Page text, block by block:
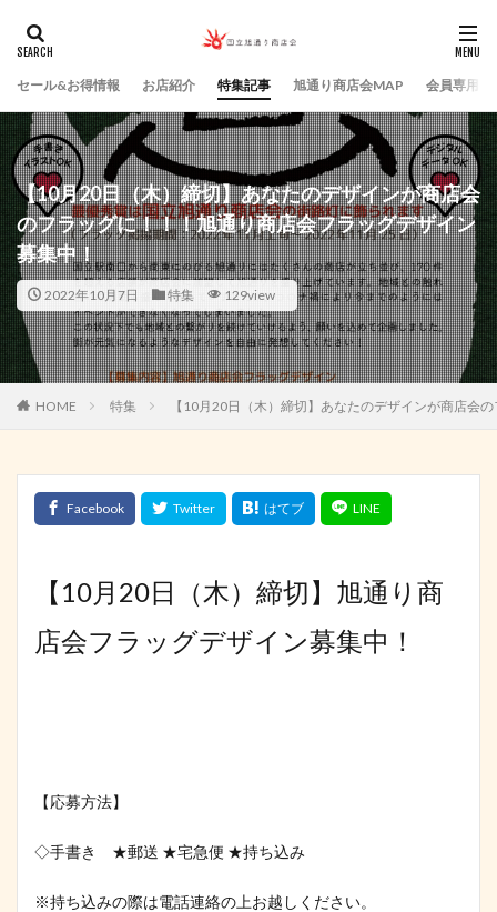
セール&お得情報 お店紹介 特集記事 旭通り商店会MAP 会員専用ペ
【10月20日（木）締切】あなたのデザインが商店会
のフラッグに！！！旭通り商店会フラッグデザイン
募集中！
2022年10月7日 特集 129view
HOME 特集 【10月20日（木）締切】あなたのデザインが商店会
【10月20日（木）締切】旭通り商
店会フラッグデザイン募集中！
【応募方法】
◇手書き ★郵送 ★宅急便 ★持ち込み
※持ち込みの際は電話連絡の上お越しください。